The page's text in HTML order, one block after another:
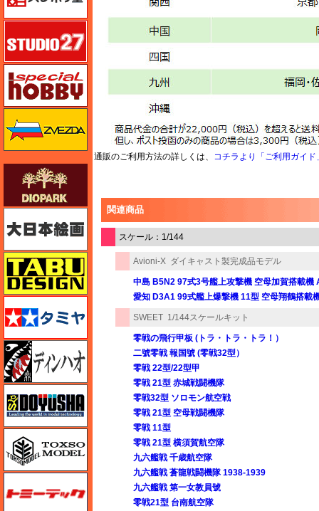
通販のご利用方法の詳しくは、 コチラより「ご利用ガイド
関連商品
スケール：1/144
Avioni-X ダイキャスト製完成品モデル
中島 B5N2 97式3号艦上攻撃機 空母加賀搭載機
愛知 D3A1 99式艦上爆撃機 11型 空母翔鶴搭載
SWEET 1/144スケールキット
零戦の飛行甲板 (トラ・トラ・トラ！）
二號零戦 報国號 (零戦32型）
零戦 22型/22型甲
零戦 21型 赤城戦闘機隊
零戦32型 ソロモン航空戦
零戦 21型 空母戦闘機隊
零戦 11型
零戦 21型 横須賀航空隊
九六艦戦 千歳航空隊
九六艦戦 蒼龍戦闘機隊 1938-1939
九六艦戦 第一女教員號
零戦21型 台南航空隊
スタジオ27・タブデザイン
スペシャルホビー
ズベズダ（Zvezda）
大日本絵画
タブデザイン・スタジオ27
トキソモデル（toxso_model）
トミーテック